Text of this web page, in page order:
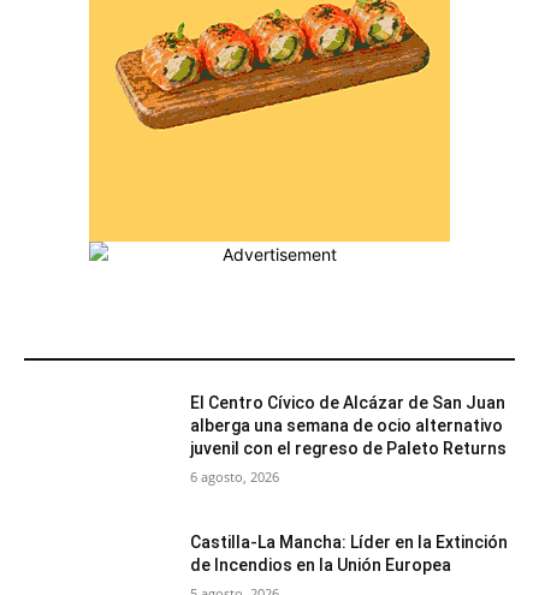
El Centro Cívico de Alcázar de San Juan
alberga una semana de ocio alternativo
juvenil con el regreso de Paleto Returns
6 agosto, 2026
Castilla-La Mancha: Líder en la Extinción
de Incendios en la Unión Europea